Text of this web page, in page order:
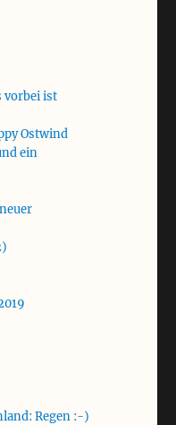
vorbei ist
Ostwind
ein
Regen :-)